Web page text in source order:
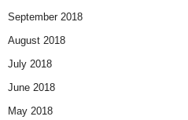
September 2018
August 2018
July 2018
June 2018
May 2018